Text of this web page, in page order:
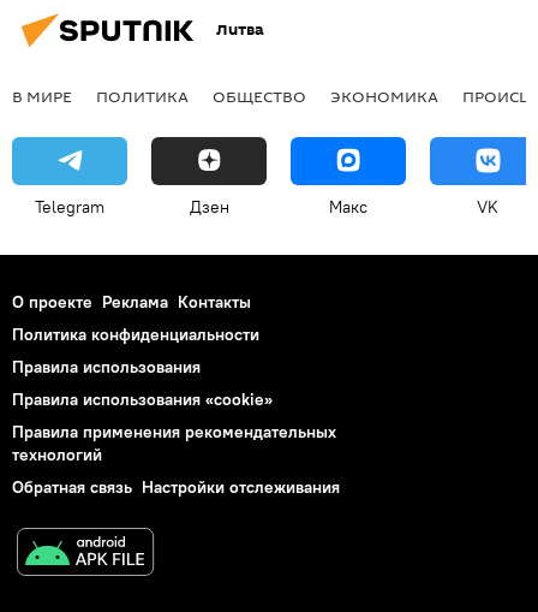
Литва
В МИРЕ ПОЛИТИКА ОБЩЕСТВО ЭКОНОМИКА
Telegram Дзен Макс VK
О проекте Реклама Контакты
Политика конфиденциальности
Правила использования
Правила использования «cookie»
Правила применения рекомендательных
технологий
Обратная связь Настройки отслеживания